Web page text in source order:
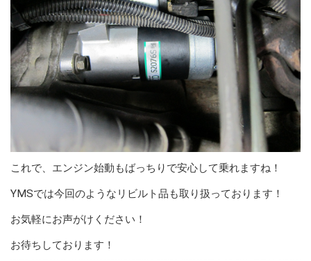
これで、エンジン始動もばっちりで安心して乗れますね！
YMSでは今回のようなリビルト品も取り扱っております！
お気軽にお声がけください！
お待ちしております！